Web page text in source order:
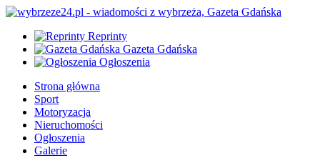
Reprinty
Gazeta Gdańska
Ogłoszenia
Strona główna
Sport
Motoryzacja
Nieruchomości
Ogłoszenia
Galerie